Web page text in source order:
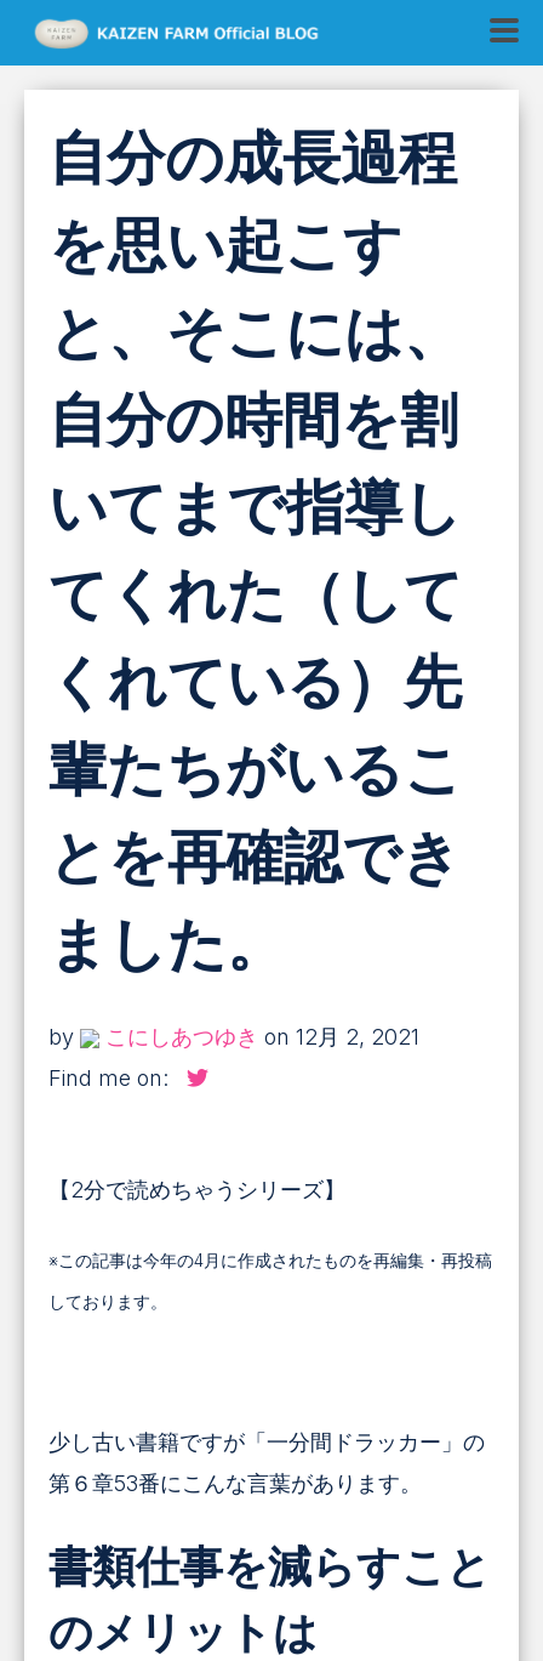
自分の成長過程
を思い起こす
と、そこには、
自分の時間を割
いてまで指導し
てくれた（して
くれている）先
輩たちがいるこ
とを再確認でき
ました。
by こにしあつゆき on 12月 2, 2021
Find me on:
【2分で読めちゃうシリーズ】
※この記事は今年の4月に作成されたものを再編集・再投稿
しております。
少し古い書籍ですが「一分間ドラッカー」の
第６章53番にこんな言葉があります。
書類仕事を減らすこと
のメリットは